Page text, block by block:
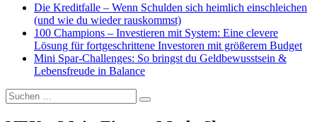
Die Kreditfalle – Wenn Schulden sich heimlich einschleichen
(und wie du wieder rauskommst)
100 Champions – Investieren mit System: Eine clevere
Lösung für fortgeschrittene Investoren mit größerem Budget
Mini Spar-Challenges: So bringst du Geldbewusstsein &
Lebensfreude in Balance
Suchen
nach:
Suchen